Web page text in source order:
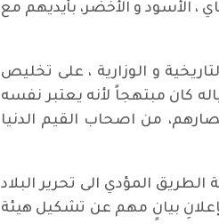
، الأسود و الأخضر، بأيديهم مع
و الوزارية ، على تخليص
كان مبتهجاً لأنه يعتبر نفسه
من اصحاب القيم الدنيا
المؤدي الى تحرير البلاد
بيانٍ مهم عن تشكيل هيئة